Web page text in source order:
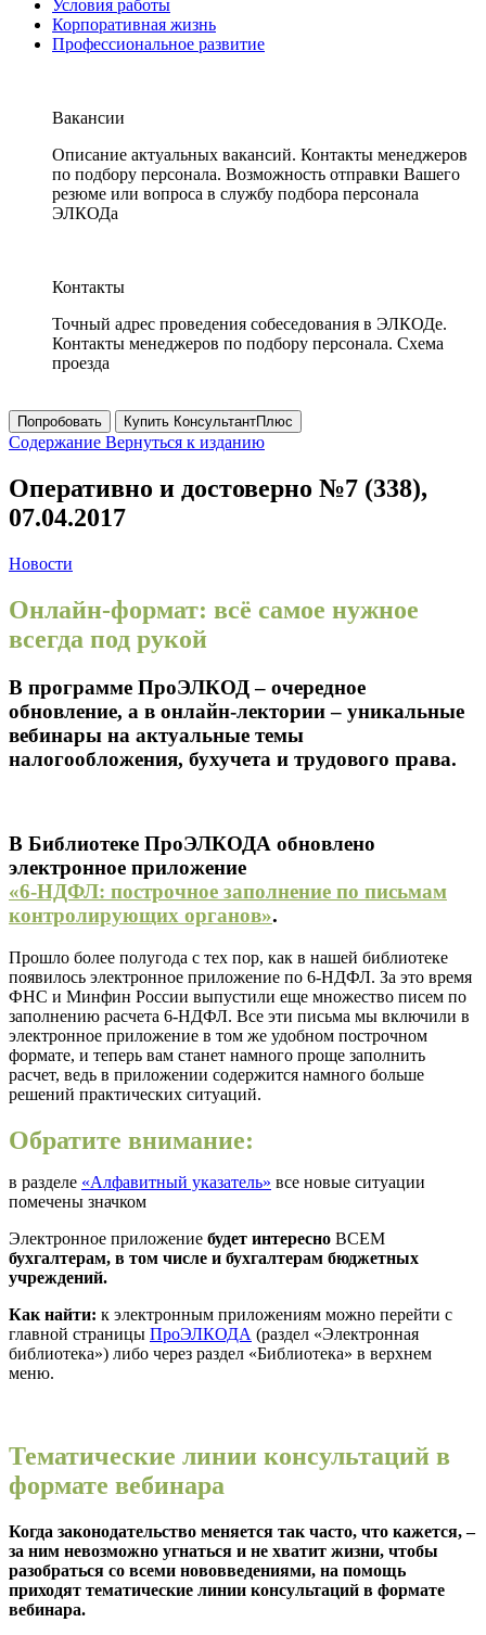
Условия работы
Корпоративная жизнь
Профессиональное развитие
Вакансии
Описание актуальных вакансий. Контакты менеджеров
по подбору персонала. Возможность отправки Вашего
резюме или вопроса в службу подбора персонала
ЭЛКОДа
Контакты
Точный адрес проведения собеседования в ЭЛКОДе.
Контакты менеджеров по подбору персонала. Схема
проезда
Попробовать Купить КонсультантПлюс
Содержание Вернуться к изданию
Оперативно и достоверно №7 (338),
07.04.2017
Новости
Онлайн-формат: всё самое нужное
всегда под рукой
В программе ПроЭЛКОД – очередное
обновление, а в онлайн-лектории – уникальные
вебинары на актуальные темы
налогообложения, бухучета и трудового права.
В Библиотеке ПроЭЛКОДА обновлено
электронное приложение
«6-НДФЛ: построчное заполнение по письмам
контролирующих органов».
Прошло более полугода с тех пор, как в нашей библиотеке
появилось электронное приложение по 6-НДФЛ. За это время
ФНС и Минфин России выпустили еще множество писем по
заполнению расчета 6-НДФЛ. Все эти письма мы включили в
электронное приложение в том же удобном построчном
формате, и теперь вам станет намного проще заполнить
расчет, ведь в приложении содержится намного больше
решений практических ситуаций.
Обратите внимание:
в разделе «Алфавитный указатель» все новые ситуации
помечены значком
Электронное приложение будет интересно ВСЕМ
бухгалтерам, в том числе и бухгалтерам бюджетных
учреждений.
Как найти: к электронным приложениям можно перейти с
главной страницы ПроЭЛКОДА (раздел «Электронная
библиотека») либо через раздел «Библиотека» в верхнем
меню.
Тематические линии консультаций в
формате вебинара
Когда законодательство меняется так часто, что кажется, –
за ним невозможно угнаться и не хватит жизни, чтобы
разобраться со всеми нововведениями, на помощь
приходят тематические линии консультаций в формате
вебинара.